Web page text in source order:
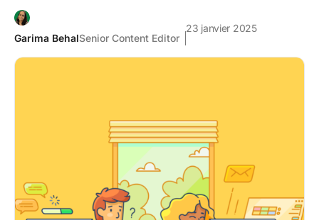
Garima BehalSenior Content Editor
23 janvier 2025